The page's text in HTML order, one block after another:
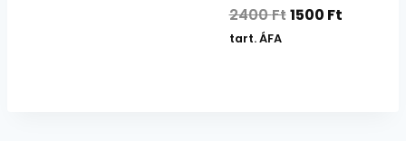
2400FtOriginal
1500 FtCurrent
tart. ÁFA